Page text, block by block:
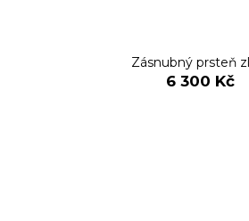
Zásnubný prsteň
6 300 Kč